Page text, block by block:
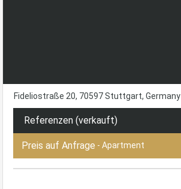
Fideliostraße 20, 70597 Stuttgart, Germany
Referenzen (verkauft)
Preis auf Anfrage - Apartment